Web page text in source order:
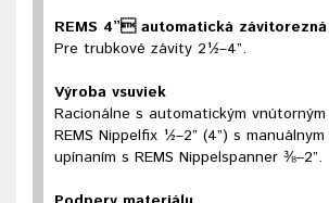
REMS 4” automatická závitorezná
Pre trubkové závity 2½–4”.
Výroba vsuviek
Racionálne s automatickým
REMS Nippelfix ½–2” (4”) s
upínaním s REMS Nippelspanner ⅜–2”.